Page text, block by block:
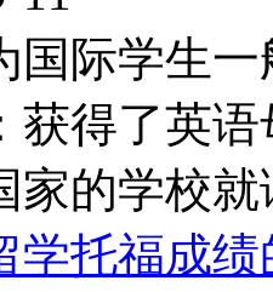
国际学生
获得了英
家的学校
学托福成绩